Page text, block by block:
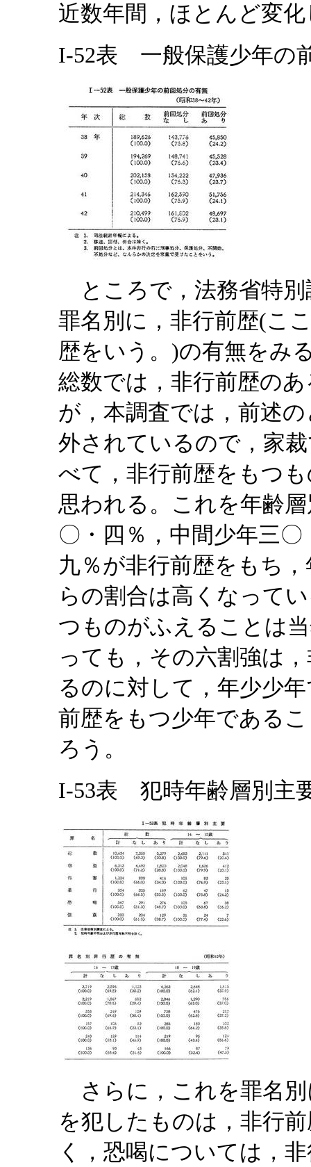
近数年間，ほとんど変
I-52表 一般保護少年の
ところで，法務省特別
罪名別に，非行前歴(こ
歴をいう。)の有無をみ
総数では，非行前歴の
が，本調査では，前述
外されているので，家
べて，非行前歴をもつ
思われる。これを年齢
〇・四％，中間少年三
九％が非行前歴をもち
らの割合は高くなって
つものがふえることは
っても，その六割強は
るのに対して，年少少
前歴をもつ少年である
ろう。
I-53表 犯時年齢層別主
さらに，これを罪名別
を犯したものは，非行
く，恐喝については，